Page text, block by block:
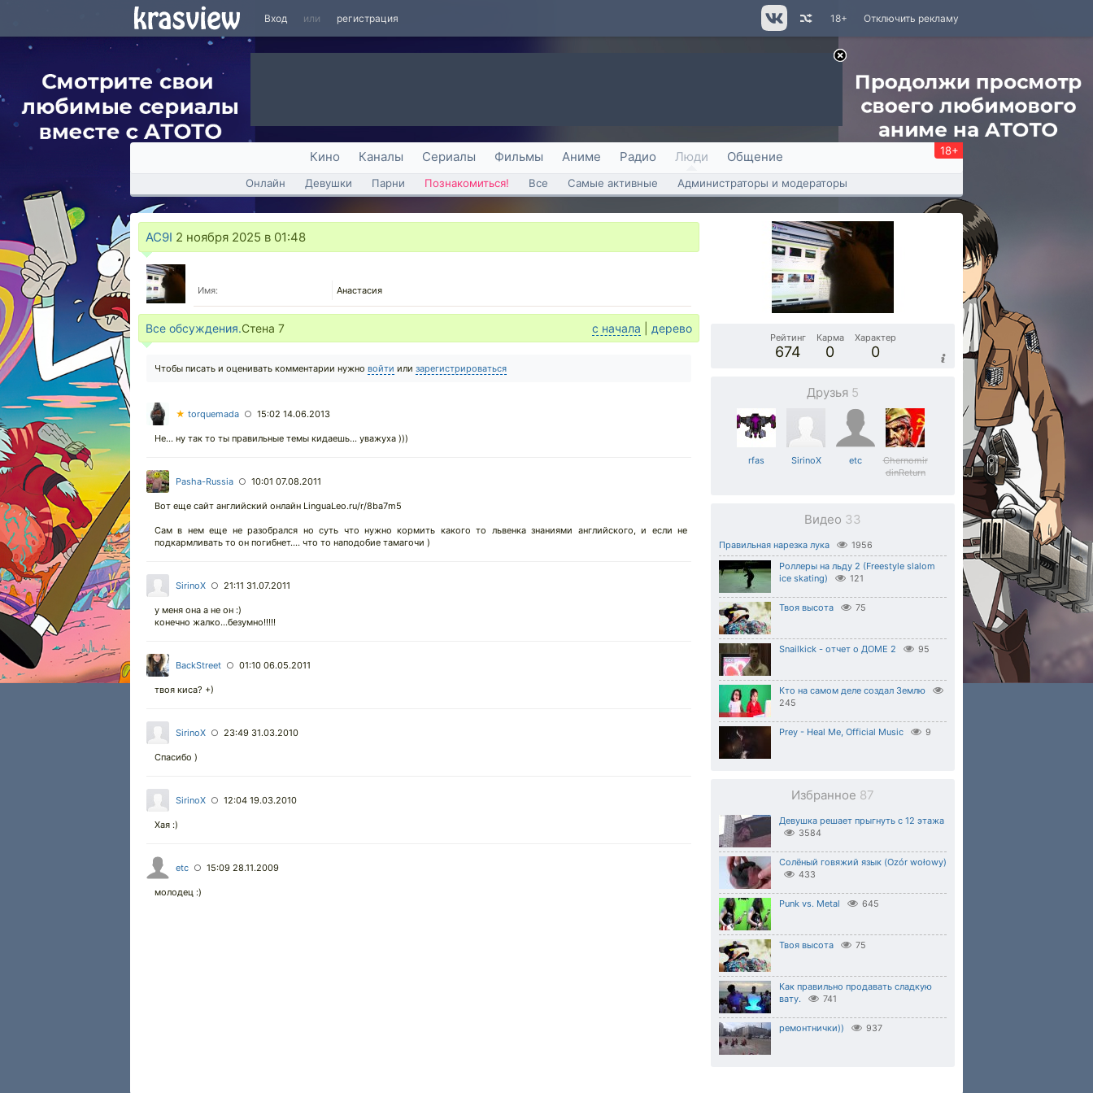
Вход или регистрация Отключить рекламу
18+
Кино Каналы Сериалы Фильмы Аниме Радио Люди Общение 18+
Онлайн Девушки Парни Познакомиться! Все Самые активные Администраторы и модераторы
AC9I 2 ноября 2025 в 01:48
Имя: Анастасия
Все обсуждения.Стена 7 с начала дерево
Чтобы писать и оценивать комментарии нужно войти или зарегистрироваться
★ torquemada ○ 15:02 14.06.2013
Не... ну так то ты правильные темы кидаешь... уважуха )))
Pasha-Russia ○ 10:01 07.08.2011
Вот еще сайт английский онлайн LinguaLeo.ru/r/8ba7m5
Сам в нем еще не разобрался но суть что нужно кормить какого то львенка знаниями английского, и если не
подкармливать то он погибнет.... что то наподобие тамагочи )
SirinoX ○ 21:11 31.07.2011
у меня она а не он :)
конечно жалко...безумно!!!!!
BackStreet ○ 01:10 06.05.2011
твоя киса? +)
SirinoX ○ 23:49 31.03.2010
Cпасибо )
SirinoX ○ 12:04 19.03.2010
Хая :)
etc ○ 15:09 28.11.2009
молодец :)
Рейтинг
674
Карма
0
Характер
0
Друзья 5
rfas SirinoX etc
Chernomir
dinReturn
Видео 33
Правильная нарезка лука 1956
Роллеры на льду 2 (Freestyle slalom
ice skating)
121
Твоя высота 75
Snailkick - отчет о ДОМЕ 2 95
Кто на самом деле создал Землю
245
Prey - Heal Me, Official Music 9
Избранное 87
Девушка решает прыгнуть с 12 этажа
3584
Солёный говяжий язык (Ozór wołowy)
433
Punk vs. Metal 645
Твоя высота 75
Как правильно продавать сладкую
вату.
741
ремонтнички)) 937